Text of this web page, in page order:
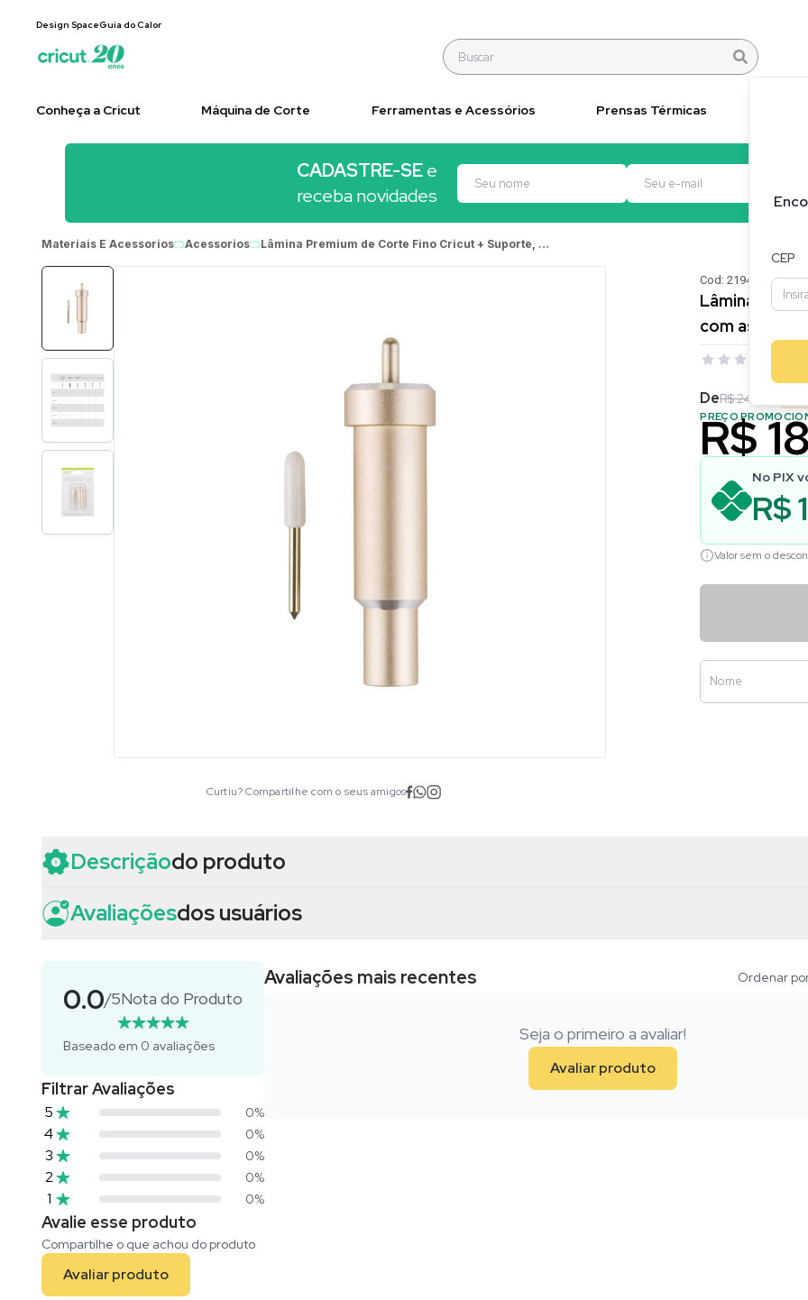
Design SpaceGuia do Calor
CEP
Conheça a Cricut Máquina de Corte Ferramentas e Acessórios Prensas Térmicas
CADASTRE-SEe
receba novidades
Materiais E Acessorios Acessorios Lâmina Premium de Corte Fino Cricut + Suporte, Compatível com as Máquinas Cricut Maker e Explore, Cor Dourada.
Curtiu? Compartilhe com o seus amigos
Cod:21940
Lâmina
com as
DeR$ 240,94
PREÇO
R$
No PIX
R$
Valor sem o
Descriçãodo produto
Avaliaçõesdos usuários
0.0/5Nota do Produto
Baseado em 0 avaliações
Filtrar Avaliações
5 0%
4 0%
3 0%
2 0%
1 0%
Avalie esse produto
Compartilhe o que achou do produto
Avaliar produto
Avaliações mais recentes Ordenar
Seja o primeiro a avaliar!
Avaliar produto